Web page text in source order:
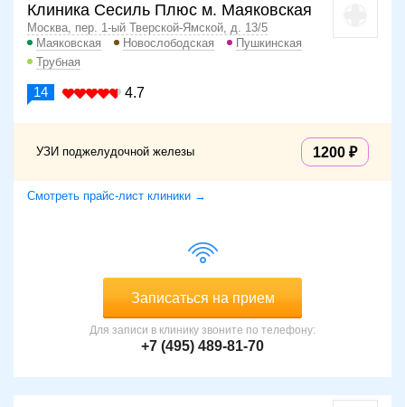
Клиника Сесиль Плюс м. Маяковская
Москва, пер. 1-ый Тверской-Ямской, д. 13/5
Маяковская
Новослободская
Пушкинская
Трубная
14 4.7
УЗИ поджелудочной железы 1200
Смотреть прайс-лист клиники →
Записаться на прием
Для записи в клинику звоните по телефону:
+7 (495) 489-81-70